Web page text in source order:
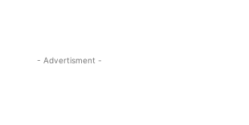
- Advertisment -